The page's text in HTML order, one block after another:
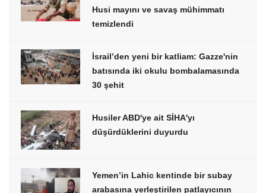
Husi mayını ve savaş mühimmatı
temizlendi
İsrail’den yeni bir katliam: Gazze'nin
batısında iki okulu bombalamasında
30 şehit
Husiler ABD'ye ait SİHA'yı
düşürdüklerini duyurdu
Yemen’in Lahic kentinde bir subay
arabasına yerleştirilen patlayıcının